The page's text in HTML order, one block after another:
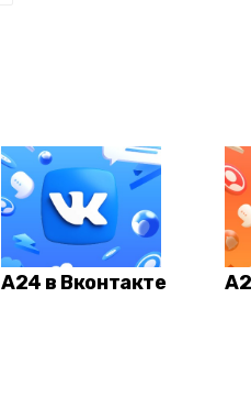
А24 в Вконтакте